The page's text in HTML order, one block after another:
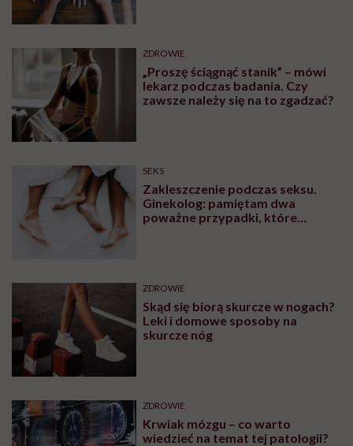
ZDROWIE
„Proszę ściągnąć stanik” – mówi
lekarz podczas badania. Czy
zawsze należy się na to zgadzać?
SEKS
Zakleszczenie podczas seksu.
Ginekolog: pamiętam dwa
poważne przypadki, które
ZDROWIE
Skąd się biorą skurcze w nogach?
Leki i domowe sposoby na
skurcze nóg
ZDROWIE
Krwiak mózgu – co warto
wiedzieć na temat tej patologii?